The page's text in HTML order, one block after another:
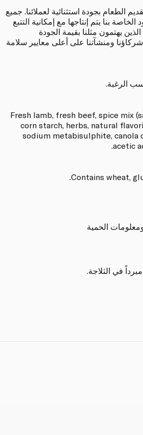
الطعام بجودة استثنائية لعملائنا. جميع
بنا يتم إنتاجها مع إمكانية التتبع
يهتمون مثلنا بقيمة الجودة
ومنشآتنا على أعلى معايير سلامة
الرغبة.
Fresh lamb, fresh beef, spice mix
corn starch, herbs, natural
sodium metabisulphite, canola
acetic
Contains wheat,
الحمية
في الثلاجة.